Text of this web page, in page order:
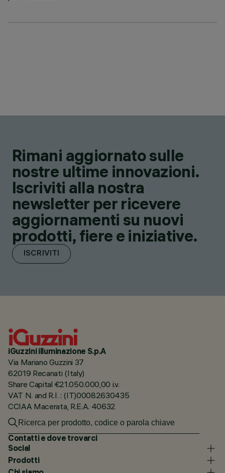
Rimani aggiornato sulle
nostre ultime innovazioni.
Iscriviti alla nostra
newsletter per ricevere
aggiornamenti su nuovi
prodotti, fiere e iniziative.
ISCRIVITI
iGuzzini illuminazione S.p.A
Via Mariano Guzzini 37
62019 Recanati (Italy)
Share Capital €21.050.000,00 i.v.
VAT N. and R.I. : (IT)00082630435
CCIAA Macerata, R.E.A. 40632
Contatti e dove trovarci
Social
Prodotti